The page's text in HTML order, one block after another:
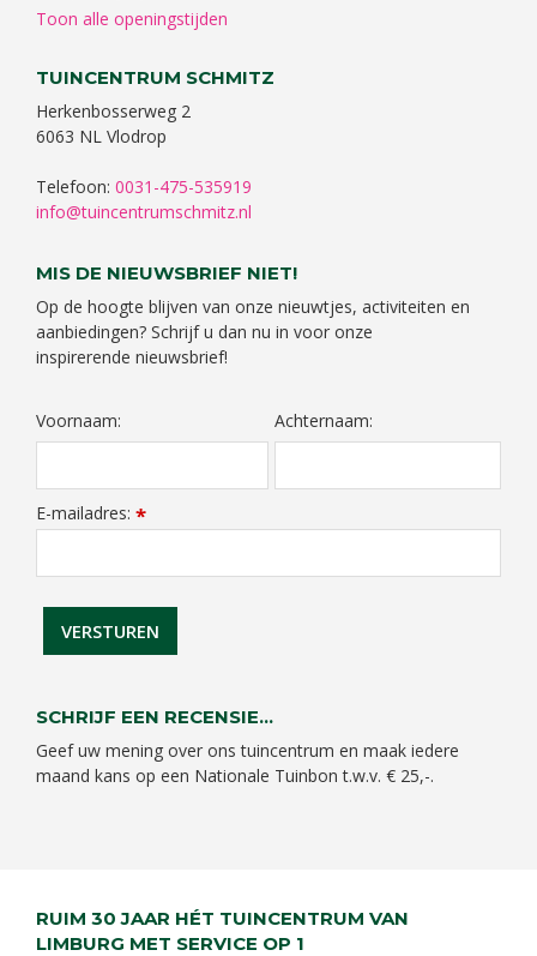
Toon alle openingstijden
TUINCENTRUM SCHMITZ
Herkenbosserweg 2
6063 NL Vlodrop
Telefoon: 0031-475-535919
info@tuincentrumschmitz.nl
MIS DE NIEUWSBRIEF NIET!
Op de hoogte blijven van onze nieuwtjes, activiteiten en
aanbiedingen? Schrijf u dan nu in voor onze
inspirerende nieuwsbrief!
Voornaam: Achternaam:
E-mailadres: *
SCHRIJF EEN RECENSIE...
Geef uw mening over ons tuincentrum en maak iedere
maand kans op een Nationale Tuinbon t.w.v. € 25,-.
RUIM 30 JAAR HÉT TUINCENTRUM VAN
LIMBURG MET SERVICE OP 1